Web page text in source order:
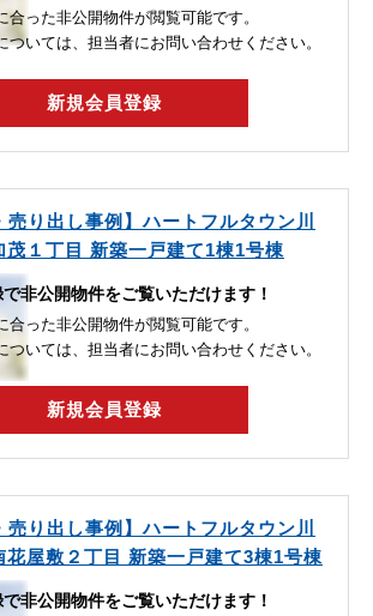
った非公開物件が閲覧可能です。
いては、担当者にお問い合わせください。
新規会員登録
売り出し事例】ハートフルタウン川
茂１丁目 新築一戸建て1棟1号棟
非公開物件をご覧いただけます！
った非公開物件が閲覧可能です。
いては、担当者にお問い合わせください。
新規会員登録
売り出し事例】ハートフルタウン川
花屋敷２丁目 新築一戸建て3棟1号棟
非公開物件をご覧いただけます！